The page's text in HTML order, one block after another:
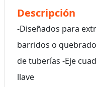
Descripción
-Diseñados para
barridos o
de tuberías -Eje
llave